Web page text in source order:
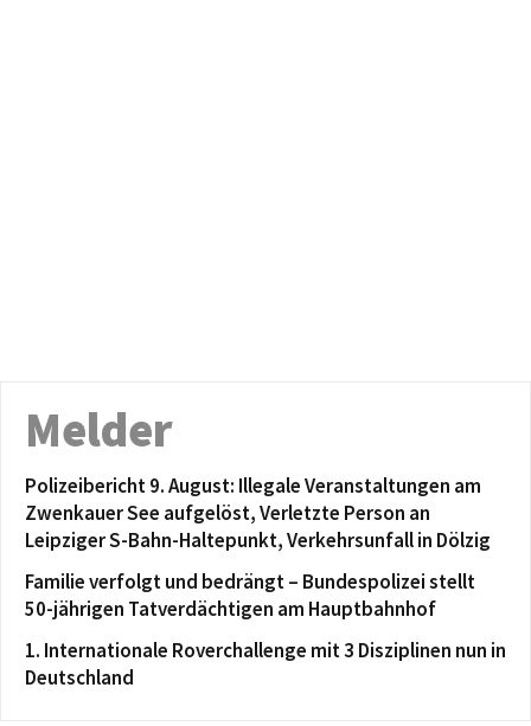
Melder
Polizeibericht 9. August: Illegale Veranstaltungen am
Zwenkauer See aufgelöst, Verletzte Person an
Leipziger S-Bahn-Haltepunkt, Verkehrsunfall in Dölzig
Familie verfolgt und bedrängt – Bundespolizei stellt
50-jährigen Tatverdächtigen am Hauptbahnhof
1. Internationale Roverchallenge mit 3 Disziplinen nun in
Deutschland